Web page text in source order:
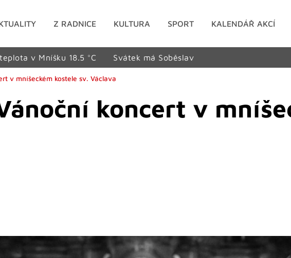
Z RADNICE KULTURA SPORT KALENDÁŘ AKCÍ
v Mníšku 18.5 °C Svátek má Soběslav
v mníšeckém kostele sv. Václava
koncert v